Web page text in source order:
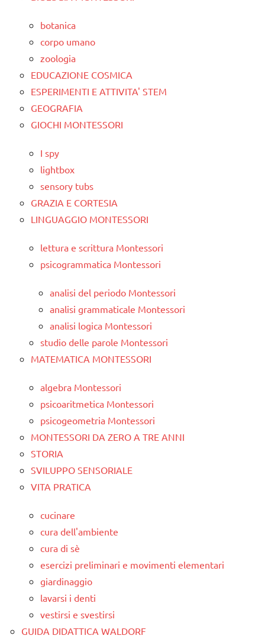
botanica
corpo umano
zoologia
EDUCAZIONE COSMICA
ESPERIMENTI E ATTIVITA' STEM
GEOGRAFIA
GIOCHI MONTESSORI
I spy
lightbox
sensory tubs
GRAZIA E CORTESIA
LINGUAGGIO MONTESSORI
lettura e scrittura Montessori
psicogrammatica Montessori
analisi del periodo Montessori
analisi grammaticale Montessori
analisi logica Montessori
studio delle parole Montessori
MATEMATICA MONTESSORI
algebra Montessori
psicoaritmetica Montessori
psicogeometria Montessori
MONTESSORI DA ZERO A TRE ANNI
STORIA
SVILUPPO SENSORIALE
VITA PRATICA
cucinare
cura dell'ambiente
cura di sè
esercizi preliminari e movimenti elementari
giardinaggio
lavarsi i denti
vestirsi e svestirsi
GUIDA DIDATTICA WALDORF